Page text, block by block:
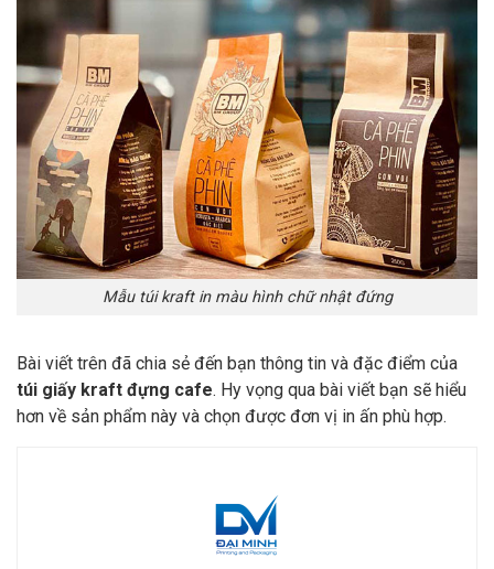
Mẫu túi kraft in màu hình chữ nhật đứng
Bài viết trên đã chia sẻ đến bạn thông tin và đặc điểm của
túi giấy kraft đựng cafe. Hy vọng qua bài viết bạn sẽ hiểu
hơn về sản phẩm này và chọn được đơn vị in ấn phù hợp.